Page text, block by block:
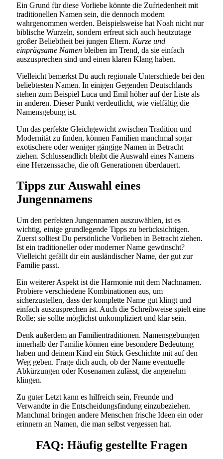
Ein Grund für diese Vorliebe könnte die Zufriedenheit mit
traditionellen Namen sein, die dennoch modern
wahrgenommen werden. Beispielsweise hat Noah nicht nur
biblische Wurzeln, sondern erfreut sich auch heutzutage
großer Beliebtheit bei jungen Eltern. Kurze und
einprägsame Namen bleiben im Trend, da sie einfach
auszusprechen sind und einen klaren Klang haben.
Vielleicht bemerkst Du auch regionale Unterschiede bei den
beliebtesten Namen. In einigen Gegenden Deutschlands
stehen zum Beispiel Luca und Emil höher auf der Liste als
in anderen. Dieser Punkt verdeutlicht, wie vielfältig die
Namensgebung ist.
Um das perfekte Gleichgewicht zwischen Tradition und
Modernität zu finden, können Familien manchmal sogar
exotischere oder weniger gängige Namen in Betracht
ziehen. Schlussendlich bleibt die Auswahl eines Namens
eine Herzenssache, die oft Generationen überdauert.
Tipps zur Auswahl eines
Jungennamens
Um den perfekten Jungennamen auszuwählen, ist es
wichtig, einige grundlegende Tipps zu berücksichtigen.
Zuerst solltest Du persönliche Vorlieben in Betracht ziehen.
Ist ein traditioneller oder moderner Name gewünscht?
Vielleicht gefällt dir ein ausländischer Name, der gut zur
Familie passt.
Ein weiterer Aspekt ist die Harmonie mit dem Nachnamen.
Probiere verschiedene Kombinationen aus, um
sicherzustellen, dass der komplette Name gut klingt und
einfach auszusprechen ist. Auch die Schreibweise spielt eine
Rolle; sie sollte möglichst unkompliziert und klar sein.
Denk außerdem an Familientraditionen. Namensgebungen
innerhalb der Familie können eine besondere Bedeutung
haben und deinem Kind ein Stück Geschichte mit auf den
Weg geben. Frage dich auch, ob der Name eventuelle
Abkürzungen oder Kosenamen zulässt, die angenehm
klingen.
Zu guter Letzt kann es hilfreich sein, Freunde und
Verwandte in die Entscheidungsfindung einzubeziehen.
Manchmal bringen andere Menschen frische Ideen ein oder
erinnern an Namen, die man selbst vergessen hat.
FAQ: Häufig gestellte Fragen